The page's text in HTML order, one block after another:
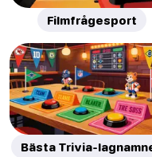
Filmfrågesport
Bästa Trivia-